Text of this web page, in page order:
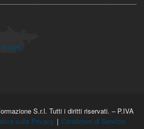
S.r.l. Tutti i diritti riservati. – P.IVA
sulla Privacy | Condizioni di Servizio